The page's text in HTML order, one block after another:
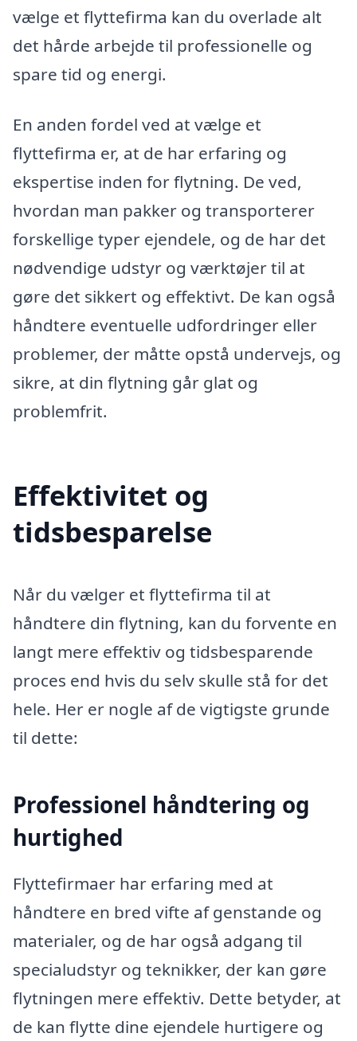
vælge et flyttefirma kan du overlade alt
det hårde arbejde til professionelle og
spare tid og energi.
En anden fordel ved at vælge et
flyttefirma er, at de har erfaring og
ekspertise inden for flytning. De ved,
hvordan man pakker og transporterer
forskellige typer ejendele, og de har det
nødvendige udstyr og værktøjer til at
gøre det sikkert og effektivt. De kan også
håndtere eventuelle udfordringer eller
problemer, der måtte opstå undervejs, og
sikre, at din flytning går glat og
problemfrit.
Effektivitet og
tidsbesparelse
Når du vælger et flyttefirma til at
håndtere din flytning, kan du forvente en
langt mere effektiv og tidsbesparende
proces end hvis du selv skulle stå for det
hele. Her er nogle af de vigtigste grunde
til dette:
Professionel håndtering og
hurtighed
Flyttefirmaer har erfaring med at
håndtere en bred vifte af genstande og
materialer, og de har også adgang til
specialudstyr og teknikker, der kan gøre
flytningen mere effektiv. Dette betyder, at
de kan flytte dine ejendele hurtigere og